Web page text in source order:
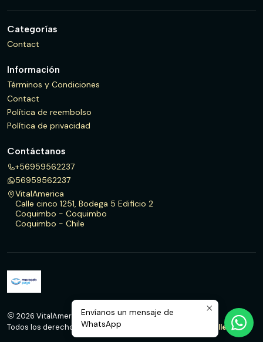
Categorías
Contact
Información
Términos y Condiciones
Contact
Política de reembolso
Política de privacidad
Contáctanos
+56959562237
56959562237
VitalAmerica
Calle cinco 1251, Bodega 5 Edificio 2
Coquimbo - Coquimbo
Coquimbo - Chile
2026 VitalAmerica.
Todos los derechos reservados.
Desarrollado por Jumpseller
Envíanos un mensaje de
WhatsApp